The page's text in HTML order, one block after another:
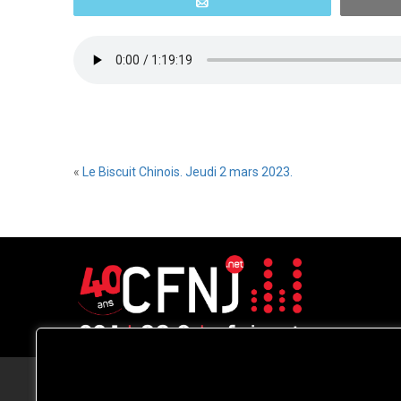
« Le Biscuit Chinois. Jeudi 2 mars 2023.